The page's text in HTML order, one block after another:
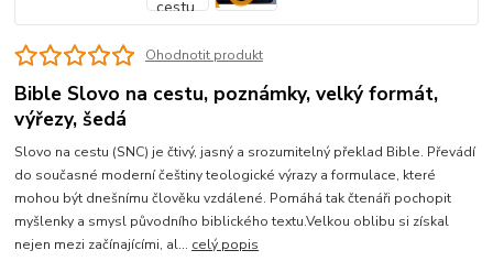
Ohodnotit produkt
Bible Slovo na cestu, poznámky, velký formát,
výřezy, šedá
Slovo na cestu (SNC) je čtivý, jasný a srozumitelný překlad Bible. Převádí
do současné moderní češtiny teologické výrazy a formulace, které
mohou být dnešnímu člověku vzdálené. Pomáhá tak čtenáři pochopit
myšlenky a smysl původního biblického textu.Velkou oblibu si získal
nejen mezi začínajícími, al... celý popis